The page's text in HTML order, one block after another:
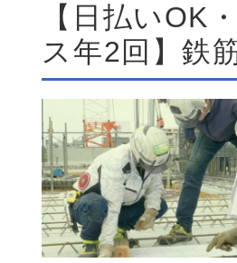
【日払いOK
ス年2回】鉄